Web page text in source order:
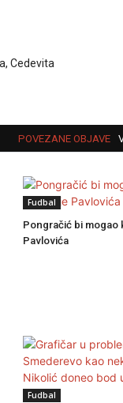
Cedevita
POVEZANE OBJAVE
Fudbal
Pongračić bi mogao
Pavlovića
Fudbal